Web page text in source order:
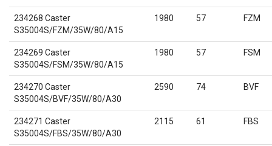
234268 Caster
S35004S/FZM/35W/80/A15
1980 57 FZM
234269 Caster
S35004S/FSM/35W/80/A15
1980 57 FSM
234270 Caster
S35004S/BVF/35W/80/A30
2590 74 BVF
234271 Caster
S35004S/FBS/35W/80/A30
2115 61 FBS